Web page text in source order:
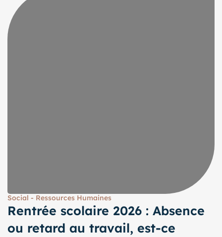
Social - Ressources Humaines
Rentrée scolaire 2026 : Absence
ou retard au travail, est-ce